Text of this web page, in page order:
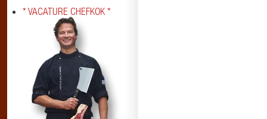
* VACATURE CHEFKOK *